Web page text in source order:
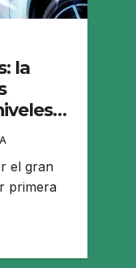
la
el gran
primera